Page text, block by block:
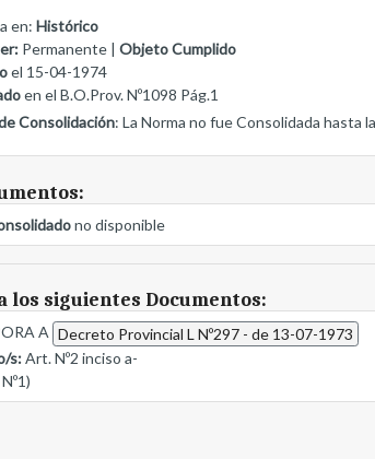
en: Histórico
Permanente | Objeto Cumplido
el 15-04-1974
en el B.O.Prov. Nº1098 Pág.1
Consolidación: La Norma no fue Consolidada hasta
no disponible
los siguientes Documentos:
A Decreto Provincial L Nº297 - de 13-07-1973
s:Art. Nº2 inciso a-